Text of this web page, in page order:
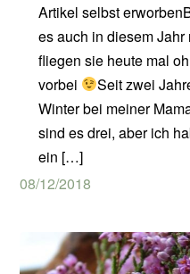
Artikel selbst
es auch in diesem
fliegen sie heute mal
vorbei
Seit zwei
Winter bei meiner
sind es drei, aber ich
ein […]
08/12/2018